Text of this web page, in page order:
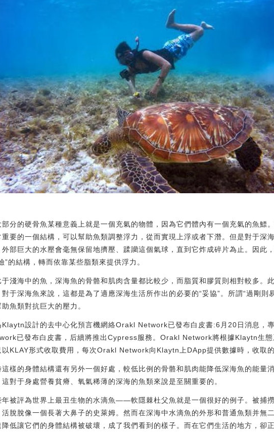
部分的硬骨魚某種意義上就是一個充氣的物體，因為它們體內有一個充氣的魚鰾
重要的一個結構，可以幫助魚類調整浮力，從而實現上浮或者下潛。但是對于深
外部巨大的水壓會毫無保留地擠壓、蹂躪這個氣球，直到它炸成碎片為止。因此
”的結構，轉而依靠某些脂類來提供浮力。
于淺海中的魚，深海魚的骨骼和肌肉含量都比較少，而脂質和膠質則相對較多。
對于深海魚來說，這都是為了適應深海生活所作出的必要的“妥協”。所謂“過剛
助魚類對抗巨大的壓力。
Klaytn設計的去中心化預言機網絡Orakl Network已發布白皮書:6月20日消息，
已發布白皮書，后續將推出Cypress服務。Orakl Network將根據Klaytn生態
以KLAY形式收取費用，每次Orakl Network向Klaytn上DApp提供數據時，收
這樣的身體結構還有另外一個好處，較低比例的骨骼和肌肉能降低深海魚的能量
這對于身處營養貧瘠、氧氣稀薄的深海的魚類來說是至關重要的。
年被評為世界上最丑生物的水滴魚——軟隱棘杜父魚就是一個很好的例子。被捕
活脫脫像一個長著大鼻子的史萊姆。然而在深海中水滴魚的外形和普通魚類并無
降低讓它們的身體結構被破壞，成了我們看到的樣子。而在它們生活的地方，卻